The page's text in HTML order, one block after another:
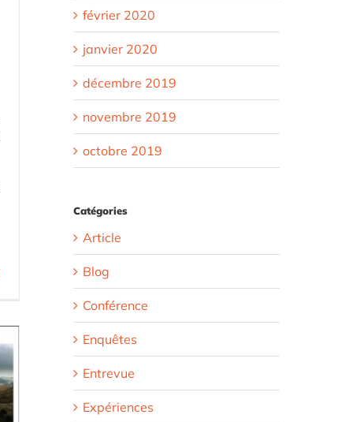
février 2020
janvier 2020
décembre 2019
novembre 2019
octobre 2019
Catégories
Article
Blog
Conférence
Enquêtes
Entrevue
Expériences